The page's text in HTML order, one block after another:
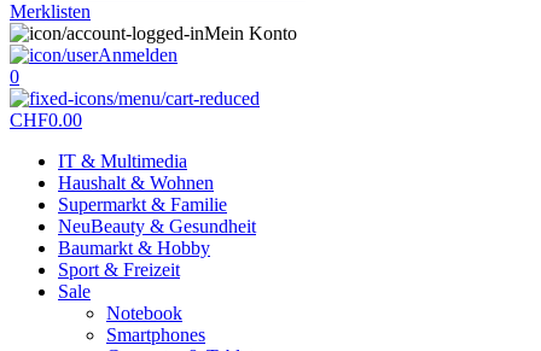
Merklisten
Mein Konto
Anmelden
0
CHF0.00
IT & Multimedia
Haushalt & Wohnen
Supermarkt & Familie
NeuBeauty & Gesundheit
Baumarkt & Hobby
Sport & Freizeit
Sale
Notebook
Smartphones